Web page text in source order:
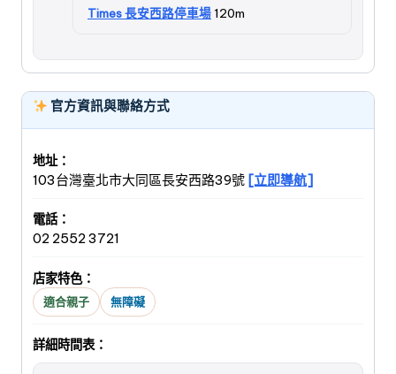
Times 長安西路停車場 120m
官方資訊與聯絡方式
地址：
103台灣臺北市大同區長安西路39號 [立即導航]
電話：
02 2552 3721
店家特色：
適合親子 無障礙
詳細時間表：